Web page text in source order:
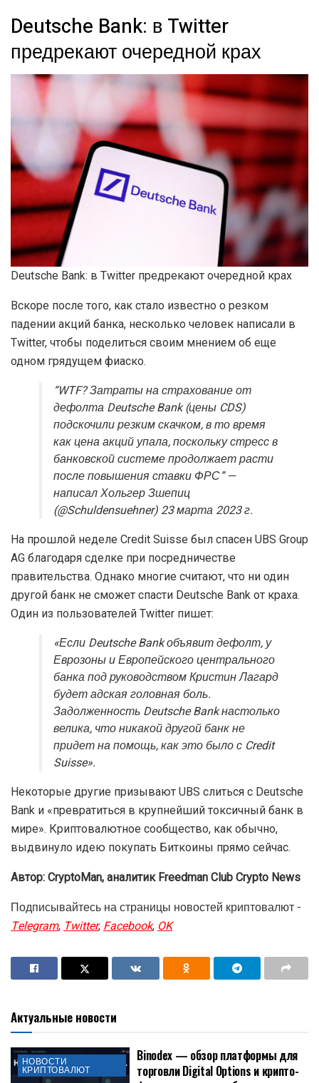
Deutsche Bank: в Twitter
предрекают очередной крах
Deutsche Bank: в Twitter предрекают очередной крах
Вскоре после того, как стало известно о резком
падении акций банка, несколько человек написали в
Twitter, чтобы поделиться своим мнением об еще
одном грядущем фиаско.
“WTF? Затраты на страхование от
дефолта Deutsche Bank (цены CDS)
подскочили резким скачком, в то время
как цена акций упала, поскольку стресс в
банковской системе продолжает расти
после повышения ставки ФРС” —
написал Хольгер Зшепиц
(@Schuldensuehner) 23 марта 2023 г.
На прошлой неделе Credit Suisse был спасен UBS Group
AG благодаря сделке при посредничестве
правительства. Однако многие считают, что ни один
другой банк не сможет спасти Deutsche Bank от краха.
Один из пользователей Twitter пишет:
«Если Deutsche Bank объявит дефолт, у
Еврозоны и Европейского центрального
банка под руководством Кристин Лагард
будет адская головная боль.
Задолженность Deutsche Bank настолько
велика, что никакой другой банк не
придет на помощь, как это было с Credit
Suisse».
Некоторые другие призывают UBS слиться с Deutsche
Bank и «превратиться в крупнейший токсичный банк в
мире». Криптовалютное сообщество, как обычно,
выдвинуло идею покупать Биткоины прямо сейчас.
Автор: CryptoMan, аналитикFreedman Сlub Crypto News
Подписывайтесь на страницы новостей криптовалют -
Telegram,Twitter,Facebook,OK
Актуальные новости
НОВОСТИ
КРИПТОВАЛЮТ
Binodex — обзор платформы для
торговли Digital Options и крипто-